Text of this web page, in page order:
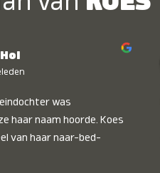
was
haar naam hoorde. Koes
van haar naar-bed-